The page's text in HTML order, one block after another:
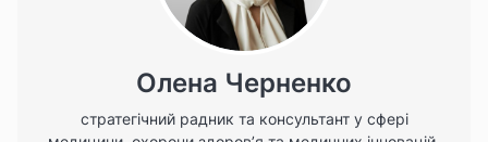
Олена Черненко
стратегічний радник та консультант у сфері